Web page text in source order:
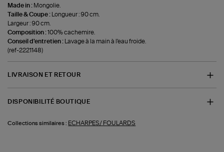
Made in : Mongolie.
Taille & Coupe :
Longueur : 90 cm.
Largeur : 90 cm.
Composition :100% cachemire.
Conseil d'entretien :
Lavage à la main à l'eau froide.
(ref-2221148)
LIVRAISON ET RETOUR
DISPONIBILITÉ BOUTIQUE
Collections similaires : ECHARPES/ FOULARDS